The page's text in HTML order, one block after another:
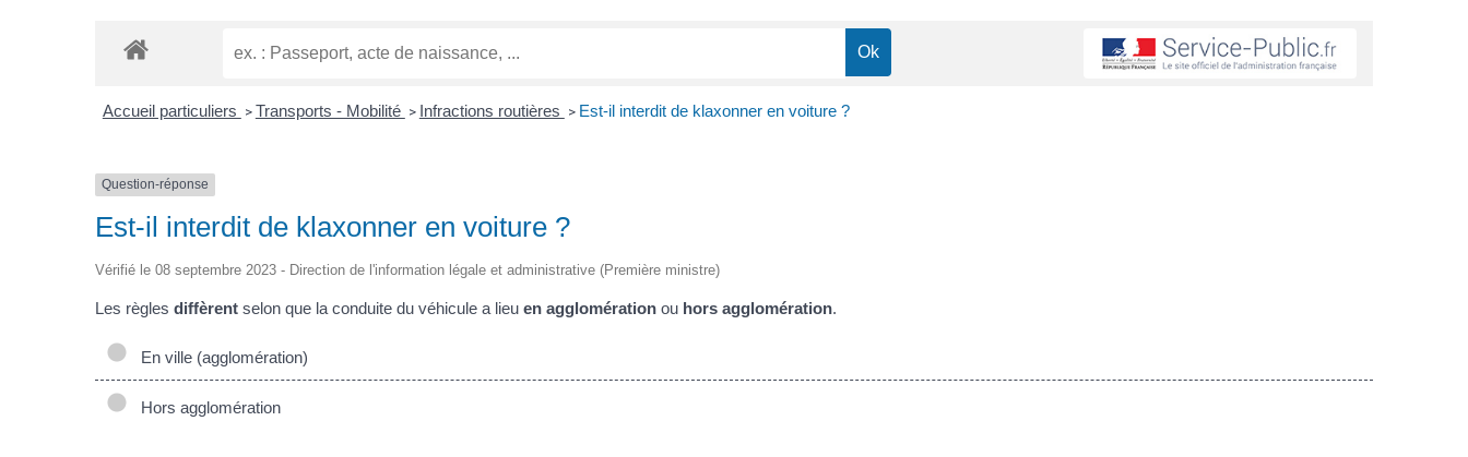
Accueil particuliers > Transports - Mobilité > Infractions routières > Est-il interdit de klaxonner en voiture ?
Question-réponse
Est-il interdit de klaxonner en voiture ?
Vérifié le 08 septembre 2023 - Direction de l'information légale et administrative (Première ministre)
Les règlesdiffèrent selon que la conduite du véhicule a lieuen agglomération ou hors agglomération.
En ville (agglomération)
Hors agglomération